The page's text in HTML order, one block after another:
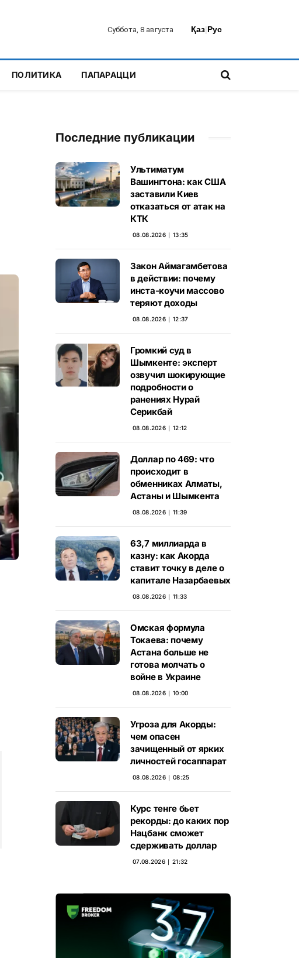
Суббота, 8 августа Қаз|Рус
ПОЛИТИКА ПАПАРАЦЦИ
Последние публикации
Ультиматум
Вашингтона: как США
заставили Киев
отказаться от атак на
КТК
08.08.2026 ∣ 13:35
Закон Аймагамбетова
в действии: почему
инста-коучи массово
теряют доходы
08.08.2026 ∣ 12:37
Громкий суд в
Шымкенте: эксперт
озвучил шокирующие
подробности о
ранениях Нурай
Серикбай
08.08.2026 ∣ 12:12
Доллар по 469: что
происходит в
обменниках Алматы,
Астаны и Шымкента
08.08.2026 ∣ 11:39
63,7 миллиарда в
казну: как Акорда
ставит точку в деле о
капитале Назарбаевых
08.08.2026 ∣ 11:33
Омская формула
Токаева: почему
Астана больше не
готова молчать о
войне в Украине
08.08.2026 ∣ 10:00
Угроза для Акорды:
чем опасен
зачищенный от ярких
личностей госаппарат
08.08.2026 ∣ 08:25
Курс тенге бьет
рекорды: до каких пор
Нацбанк сможет
сдерживать доллар
07.08.2026 ∣ 21:32